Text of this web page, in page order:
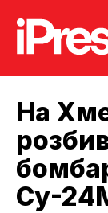
На
Су-